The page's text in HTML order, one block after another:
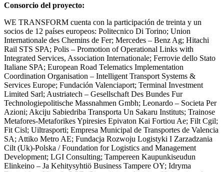
Consorcio del proyecto:
WE TRANSFORM cuenta con la participación de treinta y un
socios de 12 países europeos: Politecnico Di Torino; Union
Internationale des Chemins de Fer; Mercedes – Benz Ag; Hitachi
Rail STS SPA; Polis – Promotion of Operational Links with
Integrated Services, Association Internationale; Ferrovie dello Stato
Italiane SPA; European Road Telematics Implementation
Coordination Organisation – Intelligent Transport Systems &
Services Europe; Fundación Valenciaport; Terminal Investment
Limited Sarl; Austriatech – Gesellschaft Des Bundes Fur
Technologiepolitische Massnahmen Gmbh; Leonardo – Societa Per
Azioni; Akciju Sabiedriba Transporta Un Sakaru Instituts; Trainose
Metafores-Metaforikes Ypiresies Epivaton Kai Fortiou Ae; Filt Cgil;
Fit Cisl; Uiltrasporti; Empresa Municipal de Transportes de Valencia
SA; Attiko Metro AE; Fundacja Rozwoju Logistyki I Zarzadzania
Cilt (Uk)-Polska / Foundation for Logistics and Management
Development; LGI Consulting; Tampereen Kaupunkiseudun
Elinkeino – Ja Kehitysyhtiö Business Tampere OY; Idryma